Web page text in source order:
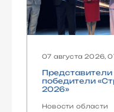
07 августа 2026,
победители
2026»
Новости области